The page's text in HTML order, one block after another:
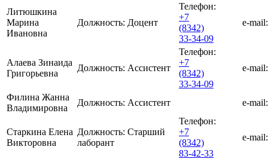
Литюшкина
Марина
Ивановна
Должность: Доцент
Телефон:
+7
(8342)
33-34-09
e-mail:
Алаева Зинаида
Григорьевна
Должность: Ассистент
Телефон:
+7
(8342)
33-34-09
e-mail:
Филина Жанна
Владимировна
Должность: Ассистент e-mail:
Старкина Елена
Викторовна
Должность: Старший
лаборант
Телефон:
+7
(8342)
83-42-33
e-mail: